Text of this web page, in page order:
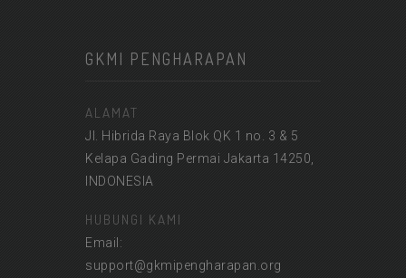
GKMI PENGHARAPAN
ALAMAT
Jl. Hibrida Raya Blok QK 1 no. 3 & 5
Kelapa Gading Permai Jakarta 14250,
INDONESIA
HUBUNGI KAMI
Email:
support@gkmipengharapan.org